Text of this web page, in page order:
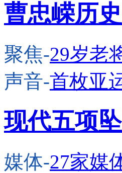
曹忠嵘历
聚焦-29岁老
声音-首枚亚
现代五项
媒体-27家媒